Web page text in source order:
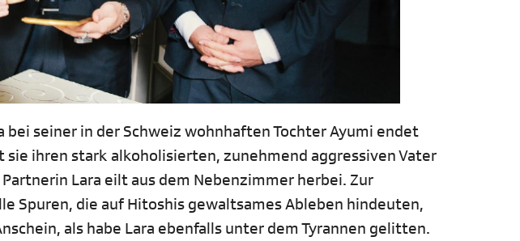
bei seiner in der Schweiz wohnhaften Tochter Ayumi endet
ihren stark alkoholisierten, zunehmend aggressiven Vater
Lara eilt aus dem Nebenzimmer herbei. Zur
Spuren, die auf Hitoshis gewaltsames Ableben hindeuten,
als habe Lara ebenfalls unter dem Tyrannen gelitten.